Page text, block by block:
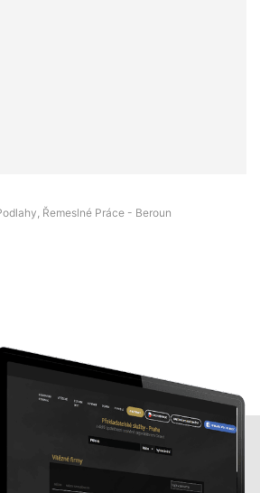
Řemeslné Práce - Beroun